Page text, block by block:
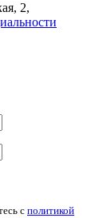
2,
с политикой